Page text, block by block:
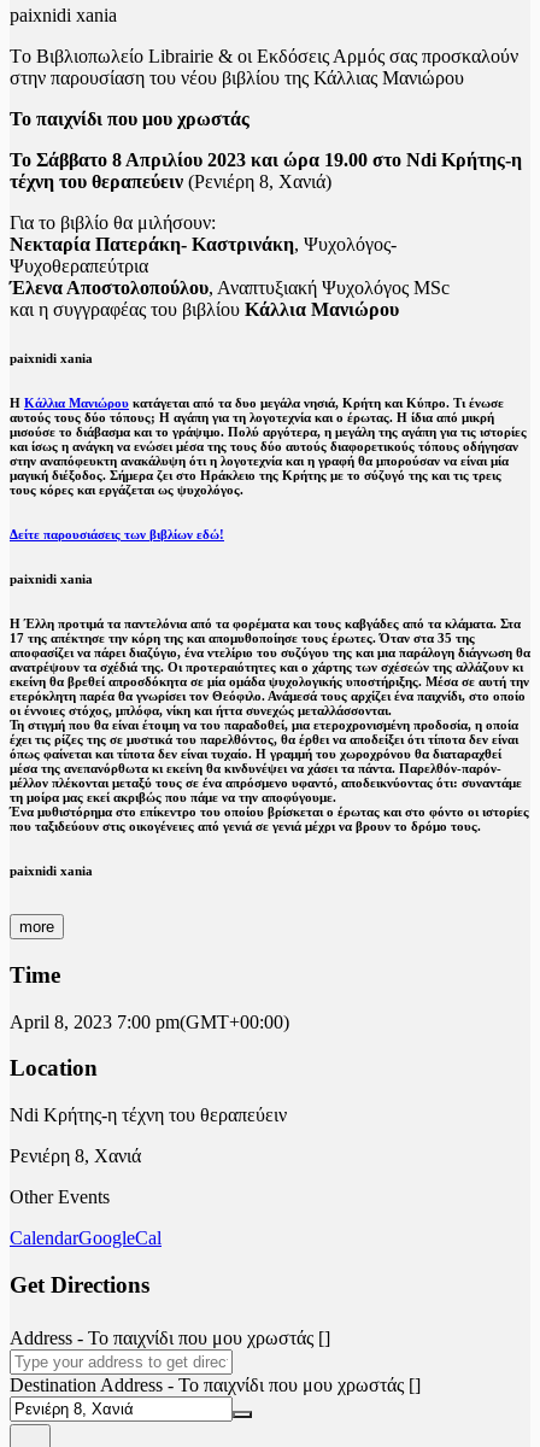
paixnidi xania
Tο Βιβλιοπωλείο Librairie & οι Εκδόσεις Αρμός σας προσκαλούν
στην παρουσίαση του νέου βιβλίου της Κάλλιας Μανιώρου
Το παιχνίδι που μου χρωστάς
Το Σάββατο 8 Απριλίου 2023 και ώρα 19.00 στο Ndi Κρήτης-η
τέχνη του θεραπεύειν (Ρενιέρη 8, Χανιά)
Για το βιβλίο θα μιλήσουν:
Νεκταρία Πατεράκη- Καστρινάκη, Ψυχολόγος-
Ψυχοθεραπεύτρια
Έλενα Αποστολοπούλου, Αναπτυξιακή Ψυχολόγος MSc
και η συγγραφέας του βιβλίου Κάλλια Μανιώρου
paixnidi xania
Η Κάλλια Μανιώρου κατάγεται από τα δυο μεγάλα νησιά, Κρήτη και Κύπρο. Τι ένωσε
αυτούς τους δύο τόπους; Η αγάπη για τη λογοτεχνία και ο έρωτας. Η ίδια από μικρή
μισούσε το διάβασμα και το γράψιμο. Πολύ αργότερα, η μεγάλη της αγάπη για τις ιστορίες
και ίσως η ανάγκη να ενώσει μέσα της τους δύο αυτούς διαφορετικούς τόπους οδήγησαν
στην αναπόφευκτη ανακάλυψη ότι η λογοτεχνία και η γραφή θα μπορούσαν να είναι μία
μαγική διέξοδος. Σήμερα ζει στο Ηράκλειο της Κρήτης με το σύζυγό της και τις τρεις
τους κόρες και εργάζεται ως ψυχολόγος.
Δείτε παρουσιάσεις των βιβλίων εδώ!
paixnidi xania
Η Έλλη προτιμά τα παντελόνια από τα φορέματα και τους καβγάδες από τα κλάματα. Στα
17 της απέκτησε την κόρη της και απομυθοποίησε τους έρωτες. Όταν στα 35 της
αποφασίζει να πάρει διαζύγιο, ένα ντελίριο του συζύγου της και μια παράλογη διάγνωση θα
ανατρέψουν τα σχέδιά της. Οι προτεραιότητες και ο χάρτης των σχέσεών της αλλάζουν κι
εκείνη θα βρεθεί απροσδόκητα σε μία ομάδα ψυχολογικής υποστήριξης. Μέσα σε αυτή την
ετερόκλητη παρέα θα γνωρίσει τον Θεόφιλο. Ανάμεσά τους αρχίζει ένα παιχνίδι, στο οποίο
οι έννοιες στόχος, μπλόφα, νίκη και ήττα συνεχώς μεταλλάσσονται.
Τη στιγμή που θα είναι έτοιμη να του παραδοθεί, μια ετεροχρονισμένη προδοσία, η οποία
έχει τις ρίζες της σε μυστικά του παρελθόντος, θα έρθει να αποδείξει ότι τίποτα δεν είναι
όπως φαίνεται και τίποτα δεν είναι τυχαίο. Η γραμμή του χωροχρόνου θα διαταραχθεί
μέσα της ανεπανόρθωτα κι εκείνη θα κινδυνέψει να χάσει τα πάντα. Παρελθόν-παρόν-
μέλλον πλέκονται μεταξύ τους σε ένα απρόσμενο υφαντό, αποδεικνύοντας ότι: συναντάμε
τη μοίρα μας εκεί ακριβώς που πάμε να την αποφύγουμε.
Ένα μυθιστόρημα στο επίκεντρο του οποίου βρίσκεται ο έρωτας και στο φόντο οι ιστορίες
που ταξιδεύουν στις οικογένειες από γενιά σε γενιά μέχρι να βρουν το δρόμο τους.
paixnidi xania
more
Time
April 8, 2023 7:00 pm(GMT+00:00)
Location
Ndi Κρήτης-η τέχνη του θεραπεύειν
Ρενιέρη 8, Χανιά
Other Events
CalendarGoogleCal
Get Directions
Address - Το παιχνίδι που μου χρωστάς []
Destination Address - Το παιχνίδι που μου χρωστάς []